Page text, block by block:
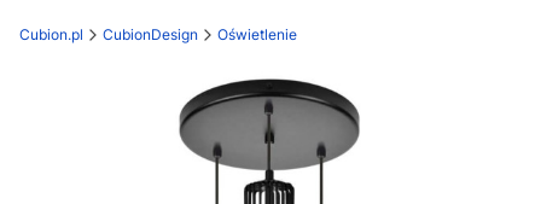
Cubion.pl CubionDesign Oświetlenie